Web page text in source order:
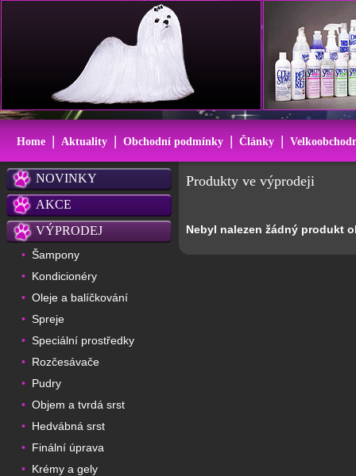
Home | Aktuality | Obchodní podmínky | Články |
NOVINKY
AKCE
VÝPRODEJ
• Šampony
• Kondicionéry
• Oleje a balíčkování
• Spreje
• Speciální prostředky
• Rozčesávače
• Pudry
• Objem a tvrdá srst
• Hedvábná srst
• Finální úprava
• Krémy a gely
Produkty ve výprodeji
Nebyl nalezen žádný produkt